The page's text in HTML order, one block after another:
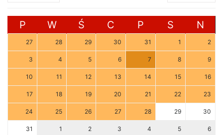
P W Ś C P S N
27 28 29 30 31 1 2
3 4 5 6 7 8 9
10 11 12 13 14 15 16
17 18 19 20 21 22 23
24 25 26 27 28 29 30
31 1 2 3 4 5 6